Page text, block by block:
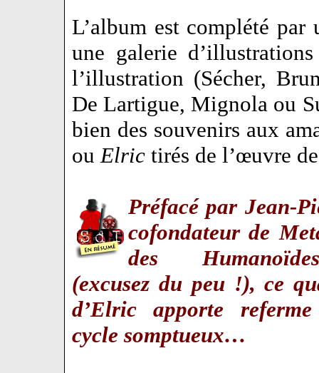
L’album est complété
une galerie
l’illustration (Sécher,
De Lartigue, Mignola ou
bien des souvenirs aux
ouElric tirés de l’œuvre
Préfacé par Jean-
cofondateur de
des
(excusez du peu !), ce
d’Elric apporte
cycle somptueux…